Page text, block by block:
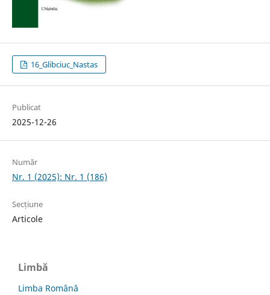
16_Glibciuc_Nastas
Publicat
2025-12-26
Număr
Nr. 1 (2025): Nr. 1 (186)
Secțiune
Articole
Limbă
Limba Română